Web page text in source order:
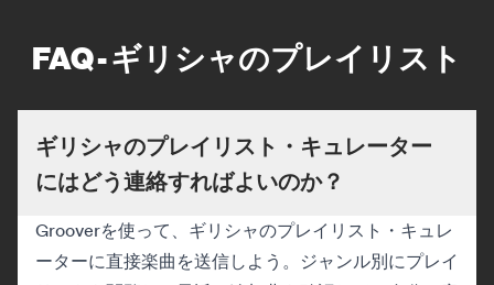
FAQ - ギリシャのプレイリスト
ギリシャのプレイリスト・キュレーター
にはどう連絡すればよいのか？
Grooverを使って、ギリシャのプレイリスト・キュレ
ーターに直接楽曲を送信しよう。ジャンル別にプレイ